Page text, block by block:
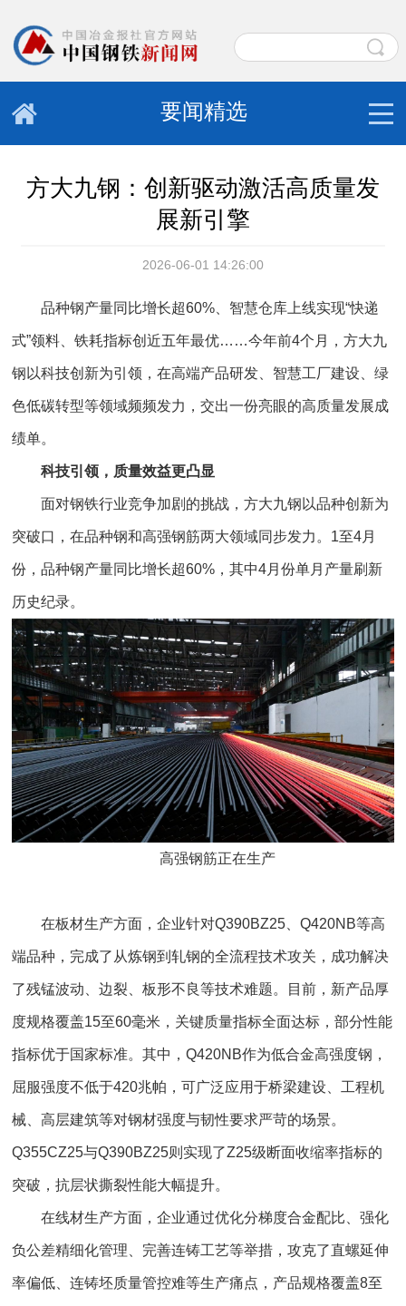
要闻精选
方大九钢：创新驱动激活高质量发
展新引擎
2026-06-01 14:26:00
品种钢产量同比增长超60%、智慧仓库上线实现“快递
式”领料、铁耗指标创近五年最优……今年前4个月，方大九
钢以科技创新为引领，在高端产品研发、智慧工厂建设、绿
色低碳转型等领域频频发力，交出一份亮眼的高质量发展成
绩单。
科技引领，质量效益更凸显
面对钢铁行业竞争加剧的挑战，方大九钢以品种创新为
突破口，在品种钢和高强钢筋两大领域同步发力。1至4月
份，品种钢产量同比增长超60%，其中4月份单月产量刷新
历史纪录。
高强钢筋正在生产
在板材生产方面，企业针对Q390BZ25、Q420NB等高
端品种，完成了从炼钢到轧钢的全流程技术攻关，成功解决
了残锰波动、边裂、板形不良等技术难题。目前，新产品厚
度规格覆盖15至60毫米，关键质量指标全面达标，部分性能
指标优于国家标准。其中，Q420NB作为低合金高强度钢，
屈服强度不低于420兆帕，可广泛应用于桥梁建设、工程机
械、高层建筑等对钢材强度与韧性要求严苛的场景。
Q355CZ25与Q390BZ25则实现了Z25级断面收缩率指标的
突破，抗层状撕裂性能大幅提升。
在线材生产方面，企业通过优化分梯度合金配比、强化
负公差精细化管理、完善连铸工艺等举措，攻克了直螺延伸
率偏低、连铸坯质量管控难等生产痛点，产品规格覆盖8至